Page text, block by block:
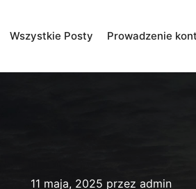
Wszystkie Posty Prowadzenie
11 maja, 2025 przez admin